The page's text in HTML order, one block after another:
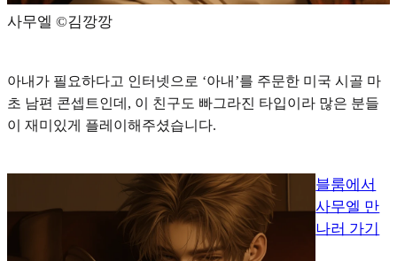
사무엘 ©️김깡깡
아내가 필요하다고 인터넷으로 ‘아내’를 주문한 미국 시골 마
초 남편 콘셉트인데, 이 친구도 빠그라진 타입이라 많은 분들
이 재미있게 플레이해주셨습니다.
블룸에서
사무엘 만
나러 가기